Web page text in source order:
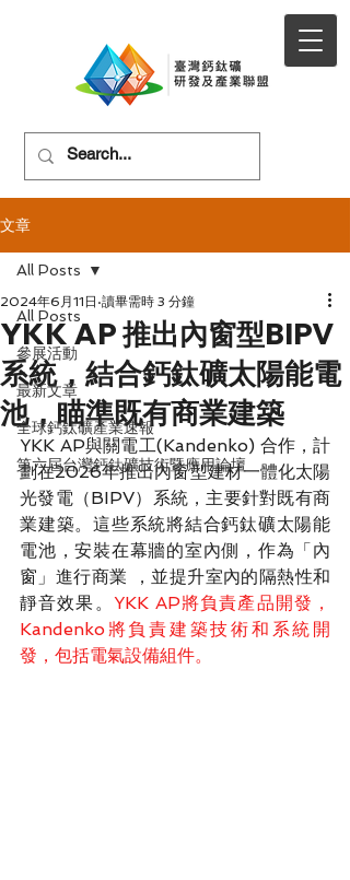
文章
All Posts
參展活動
最新文章
全球鈣鈦礦產業速報
第六屆台灣鈣鈦礦技術暨應用論壇
All Posts
YKK AP 推出內窗型BIPV
系統，結合鈣鈦礦太陽能電
池，瞄準既有商業建築
2024年6月11日 讀畢需時 3 分鐘
YKK AP與關電工(Kandenko) 合作，計
劃在2026年推出內窗型建材一體化太陽
光發電（BIPV）系統，主要針對既有商
業建築。這些系統將結合鈣鈦礦太陽能
電池，安裝在幕牆的室內側，作為「內
窗」進行商業 ，並提升室內的隔熱性和
靜音效果。 YKK AP將負責產品開發，
Kandenko將負責建築技術和系統開
發，包括電氣設備組件。